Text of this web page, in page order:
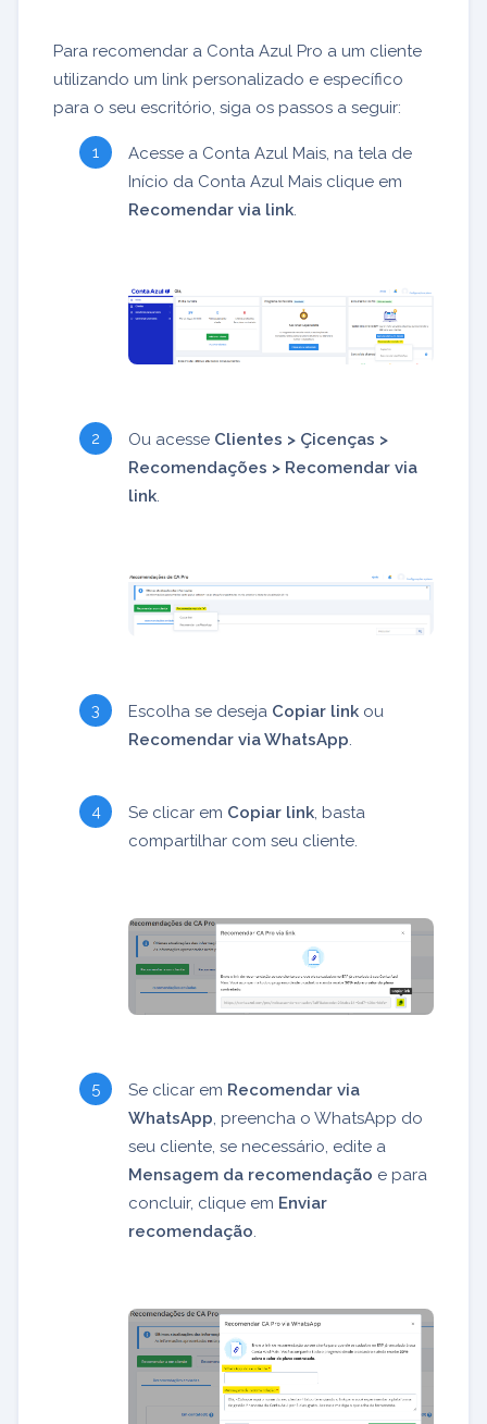
Para recomendar a Conta Azul Pro a um cliente
utilizando um link personalizado e específico
para o seu escritório, siga os passos a seguir:
Acesse a Conta Azul Mais, na tela de
Início da Conta Azul Mais clique em
Recomendar via link.
Ou acesse Clientes > Çicenças >
Recomendações > Recomendar via
link
Escolha se deseja Copiar link ou
Recomendar via WhatsApp.
Se clicar em Copiar link, basta
compartilhar com seu cliente.
Se clicar em Recomendar via
WhatsApp , preencha o WhatsApp do
seu cliente, se necessário, edite a
Mensagem da recomendação e para
concluir, clique em Enviar
recomendação